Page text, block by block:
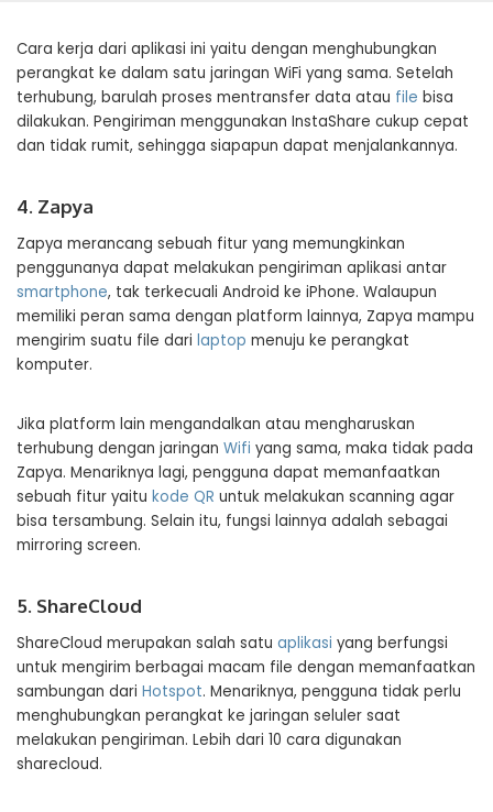
Cara kerja dari aplikasi ini yaitu dengan menghubungkan
perangkat ke dalam satu jaringan WiFi yang sama. Setelah
terhubung, barulah proses mentransfer data atau file bisa
dilakukan. Pengiriman menggunakan InstaShare cukup cepat
dan tidak rumit, sehingga siapapun dapat menjalankannya.
4. Zapya
Zapya merancang sebuah fitur yang memungkinkan
penggunanya dapat melakukan pengiriman aplikasi antar
smartphone, tak terkecuali Android ke iPhone. Walaupun
memiliki peran sama dengan platform lainnya, Zapya mampu
mengirim suatu file dari laptop menuju ke perangkat
komputer.
Jika platform lain mengandalkan atau mengharuskan
terhubung dengan jaringan Wifi yang sama, maka tidak pada
Zapya. Menariknya lagi, pengguna dapat memanfaatkan
sebuah fitur yaitu kode QR untuk melakukan scanning agar
bisa tersambung. Selain itu, fungsi lainnya adalah sebagai
mirroring screen.
5. ShareCloud
ShareCloud merupakan salah satu aplikasi yang berfungsi
untuk mengirim berbagai macam file dengan memanfaatkan
sambungan dari Hotspot. Menariknya, pengguna tidak perlu
menghubungkan perangkat ke jaringan seluler saat
melakukan pengiriman. Lebih dari 10 cara digunakan
sharecloud.